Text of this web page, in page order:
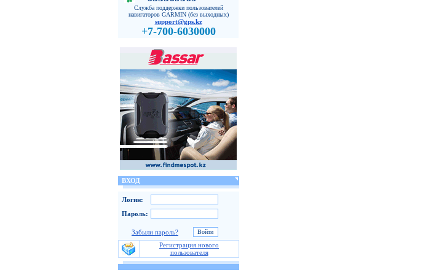
Служба поддержки пользователей
навигаторов GARMIN (без выходных)
support@gps.kz
+7-700-6030000
ВХОД
Логин:
Пароль:
Забыли пароль?
Регистрация нового
пользователя